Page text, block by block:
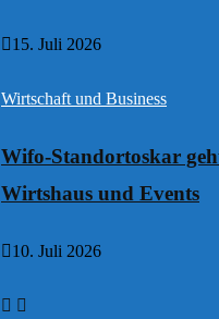
15. Juli 2026
Wirtschaft und Business
Wifo-Standortoskar
Wirtshaus und Events
10. Juli 2026